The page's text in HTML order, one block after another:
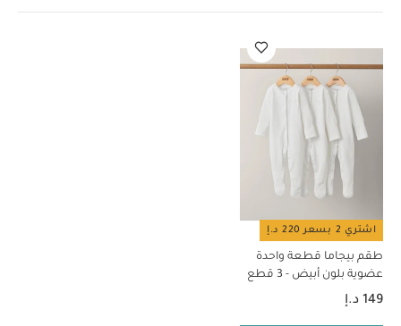
اشتري 2 بسعر 220 د.إ
طقم بيجاما قطعة واحدة
عضوية بلون أبيض - 3 قطع
149 د.إ